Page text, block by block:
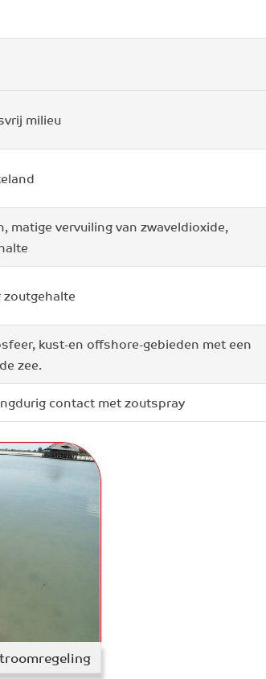
milieu
matige vervuiling van zwaveldioxide,
kust-en offshore-gebieden met een
zee.
contact met zoutspray